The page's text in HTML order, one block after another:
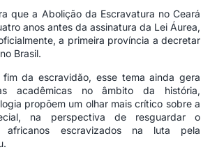
que a Abolição da Escravatura no Ceará
anos antes da assinatura da Lei Áurea,
a primeira província a decretar
Brasil.
fim da escravidão, esse tema ainda gera
acadêmicas no âmbito da história,
propõem um olhar mais crítico sobre a
na perspectiva de resguardar o
africanos escravizados na luta pela